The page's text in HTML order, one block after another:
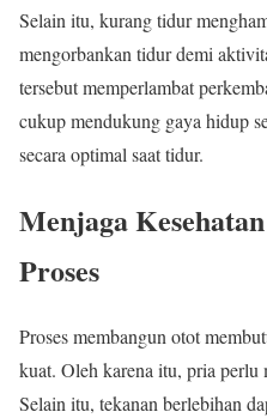
Selain itu, kurang tidur
mengorbankan tidur demi
tersebut memperlambat
cukup mendukung gaya hidup
secara optimal saat tidur.
Menjaga
Proses
Proses membangun otot
kuat. Oleh karena itu, pria perlu
Selain itu, tekanan berlebihan